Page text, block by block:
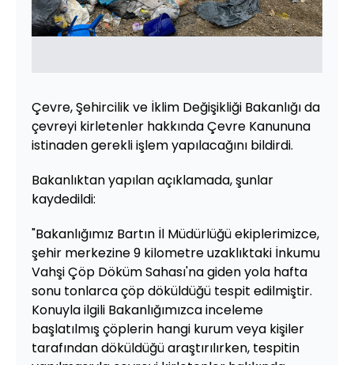
Çevre, Şehircilik ve İklim Değişikliği Bakanlığı da
çevreyi kirletenler hakkında Çevre Kanununa
istinaden gerekli işlem yapılacağını bildirdi.
Bakanlıktan yapılan açıklamada, şunlar
kaydedildi:
"Bakanlığımız Bartın İl Müdürlüğü ekiplerimizce,
şehir merkezine 9 kilometre uzaklıktaki İnkumu
Vahşi Çöp Döküm Sahası'na giden yola hafta
sonu tonlarca çöp döküldüğü tespit edilmiştir.
Konuyla ilgili Bakanlığımızca inceleme
başlatılmış çöplerin hangi kurum veya kişiler
tarafından döküldüğü araştırılırken, tespitin